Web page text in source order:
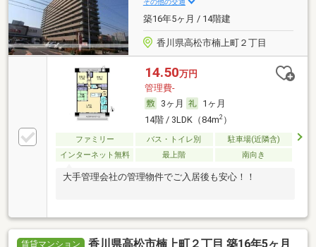
その他の交通
築16年5ヶ月 / 14階建
香川県高松市楠上町２丁目
14.50万円
管理費-
3ヶ月
1ヶ月
14階 / 3LDK（84m2）
ファミリー バス・トイレ別
駐車場(近隣含)
インターネット無料
最上階 南向き
大手管理会社の管理物件でご入居後も安心！！
賃貸マンション 香川県高松市楠上町２丁目 築16年5ヶ月